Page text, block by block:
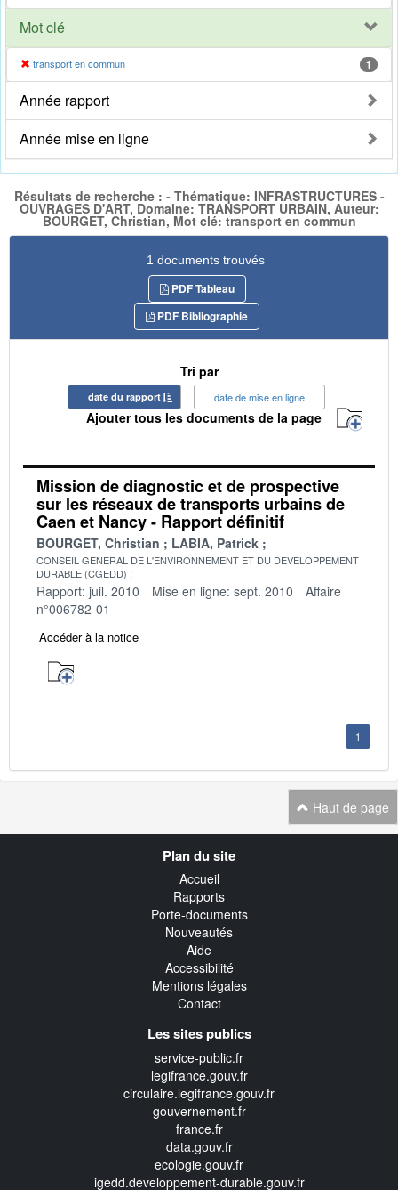
Mot clé
transport en commun 1
Année rapport
Année mise en ligne
Résultats de recherche : - Thématique: INFRASTRUCTURES -
OUVRAGES D'ART, Domaine: TRANSPORT URBAIN, Auteur:
BOURGET, Christian, Mot clé: transport en commun
1 documents trouvés
PDF Tableau
PDF Bibliographie
Tri par
date du rapport date de mise en ligne
Ajouter tous les documents de la page
Mission de diagnostic et de prospective
sur les réseaux de transports urbains de
Caen et Nancy - Rapport définitif
BOURGET, Christian LABIA, Patrick
CONSEIL GENERAL DE L'ENVIRONNEMENT ET DU DEVELOPPEMENT
DURABLE (CGEDD)
Rapport: juil. 2010 Mise en ligne: sept. 2010
Affaire
n°006782-01
Accéder à la notice
1
Haut de page
Plan du site
Accueil
Rapports
Porte-documents
Nouveautés
Aide
Accessibilité
Mentions légales
Contact
Les sites publics
service-public.fr
legifrance.gouv.fr
circulaire.legifrance.gouv.fr
gouvernement.fr
france.fr
data.gouv.fr
ecologie.gouv.fr
igedd.developpement-durable.gouv.fr